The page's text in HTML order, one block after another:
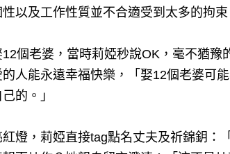
以及工作性質並不合適受到太多的拘束
個老婆，當時莉婭秒說OK，毫不猶豫
人能永遠幸福快樂，「娶12個老婆可
的。」
燈，莉婭直接tag點名丈夫及祈錦鈅：